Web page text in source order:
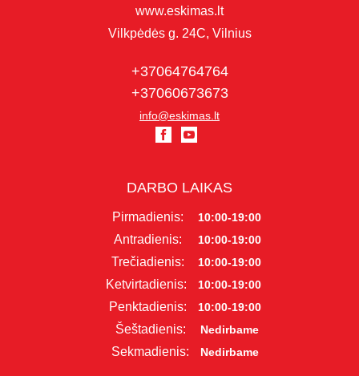
www.eskimas.lt
Vilkpėdės g. 24C, Vilnius
+37064764764
+37060673673
info@eskimas.lt
DARBO LAIKAS
Pirmadienis: 10:00-19:00
Antradienis: 10:00-19:00
Trečiadienis: 10:00-19:00
Ketvirtadienis: 10:00-19:00
Penktadienis: 10:00-19:00
Šeštadienis: Nedirbame
Sekmadienis: Nedirbame